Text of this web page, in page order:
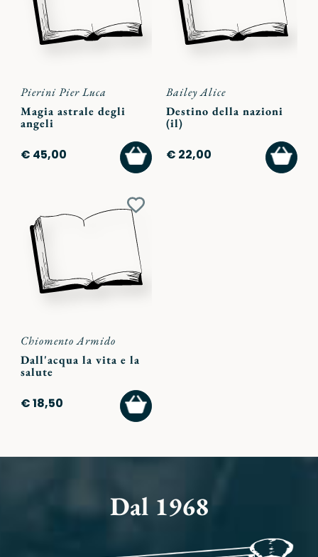
Pierini Pier Luca
Magia astrale degli
angeli
€ 45,00
AGGIUNGI
AL
CARRELLO
Bailey Alice
Destino della nazioni
(il)
€ 22,00
AL
Aggiungi
ai
preferiti
Chiomento Armido
Dall'acqua la vita e la
salute
€ 18,50
AGGIUNGI
AL
CARRELLO
Dal 1968